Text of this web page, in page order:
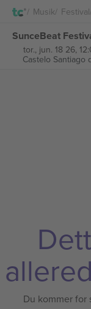
Musik Festival
SunceBeat
tor., jun. 18 26,
Castelo Santiago
Du kommer